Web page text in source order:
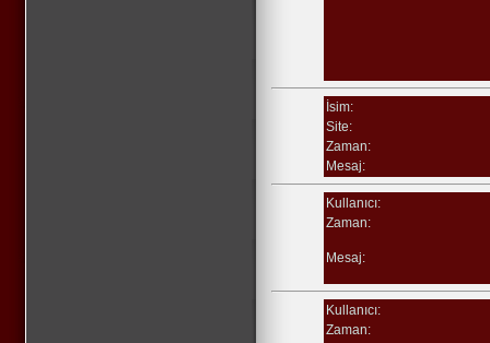
İsim:
Site:
Zaman:
Mesaj:
Kullanıcı:
Zaman:
Mesaj:
Kullanıcı:
Zaman: